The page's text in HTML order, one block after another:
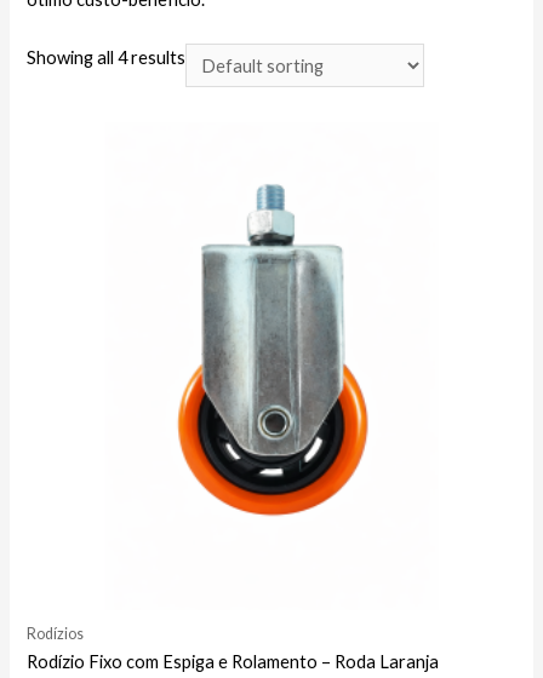
Showing all 4 results
Rodízios
Rodízio Fixo com Espiga e Rolamento – Roda Laranja